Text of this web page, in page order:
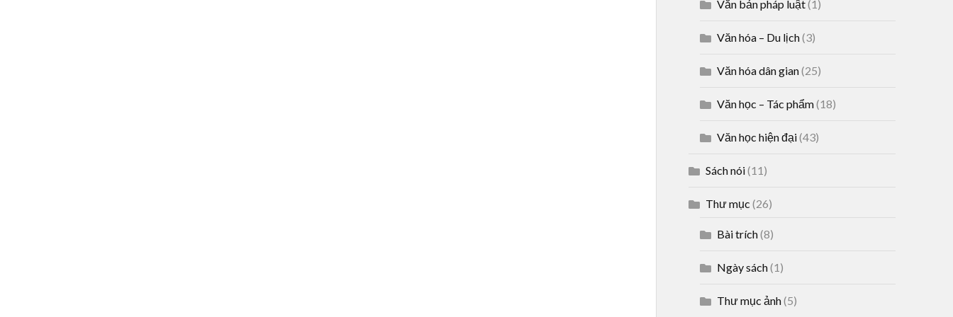
Văn bản pháp luật(1)
Văn hóa – Du lịch(3)
Văn hóa dân gian(25)
Văn học – Tác phẩm(18)
Văn học hiện đại(43)
Sách nói(11)
Thư mục (26)
Bài trích(8)
Ngày sách(1)
Thư mục ảnh(5)